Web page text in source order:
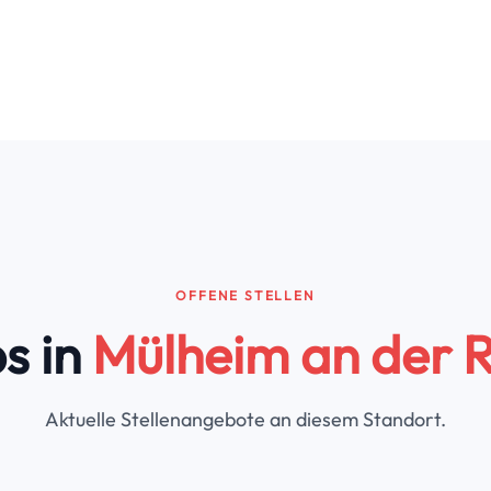
OFFENE STELLEN
in Mülheim an der
Aktuelle Stellenangebote an diesem Standort.